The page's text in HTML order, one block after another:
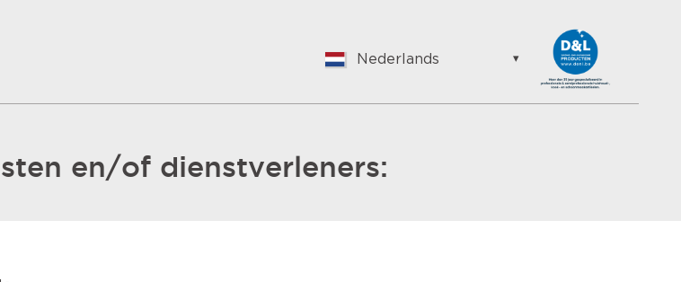
Nederlands
Nederlands
Vlaams
en/of dienstverleners: